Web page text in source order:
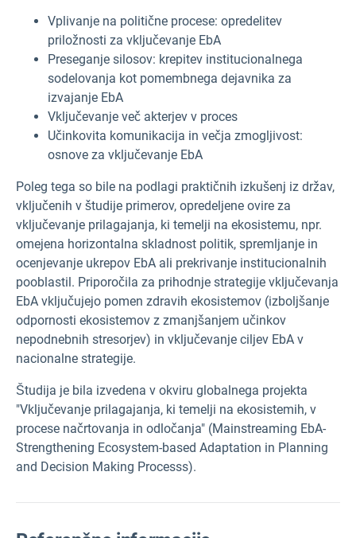
Vplivanje na politične procese: opredelitev
priložnosti za vključevanje EbA
Preseganje silosov: krepitev institucionalnega
sodelovanja kot pomembnega dejavnika za
izvajanje EbA
Vključevanje več akterjev v proces
Učinkovita komunikacija in večja zmogljivost:
osnove za vključevanje EbA
Poleg tega so bile na podlagi praktičnih izkušenj iz držav,
vključenih v študije primerov, opredeljene ovire za
vključevanje prilagajanja, ki temelji na ekosistemu, npr.
omejena horizontalna skladnost politik, spremljanje in
ocenjevanje ukrepov EbA ali prekrivanje institucionalnih
pooblastil. Priporočila za prihodnje strategije vključevanja
EbA vključujejo pomen zdravih ekosistemov (izboljšanje
odpornosti ekosistemov z zmanjšanjem učinkov
nepodnebnih stresorjev) in vključevanje ciljev EbA v
nacionalne strategije.
Študija je bila izvedena v okviru globalnega projekta
"Vključevanje prilagajanja, ki temelji na ekosistemih, v
procese načrtovanja in odločanja" (Mainstreaming EbA-
Strengthening Ecosystem-based Adaptation in Planning
and Decision Making Processs).